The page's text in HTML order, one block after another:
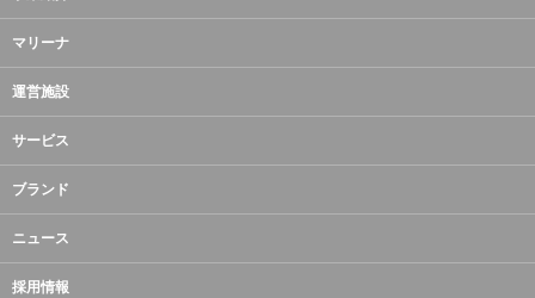
マリーナ
運営施設
サービス
ブランド
ニュース
採用情報